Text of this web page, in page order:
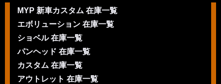
MYP 新車カスタム 在庫一覧
エボリューション 在庫一覧
ショベル 在庫一覧
パンヘッド 在庫一覧
カスタム 在庫一覧
アウトレット 在庫一覧